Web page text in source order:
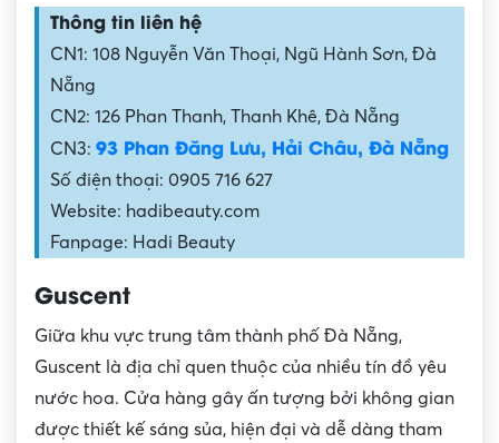
Thông tin liên hệ
CN1: 108 Nguyễn Văn Thoại, Ngũ Hành Sơn, Đà
Nẵng
CN2: 126 Phan Thanh, Thanh Khê, Đà Nẵng
CN3: 93 Phan Đăng Lưu, Hải Châu, Đà Nẵng
Số điện thoại: 0905 716 627
Website: hadibeauty.com
Fanpage: Hadi Beauty
Guscent
Giữa khu vực trung tâm thành phố Đà Nẵng,
Guscent là địa chỉ quen thuộc của nhiều tín đồ yêu
nước hoa. Cửa hàng gây ấn tượng bởi không gian
được thiết kế sáng sủa, hiện đại và dễ dàng tham